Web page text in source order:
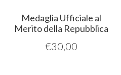
Medaglia Ufficiale al
Merito della Repubblica
€30,00